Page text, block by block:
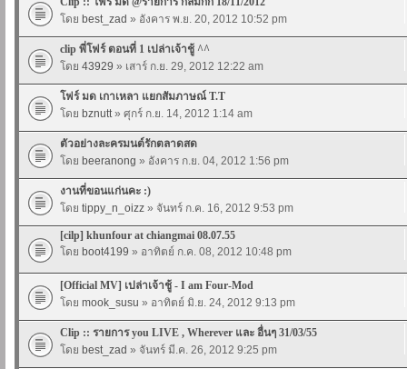
โดย best_zad » อังคาร พ.ย. 20, 2012 10:52 pm
clip พี่โฟร์ ตอนที่ 1 เปล่าเจ้าชู้ ^^
โดย 43929 » เสาร์ ก.ย. 29, 2012 12:22 am
โฟร์ มด เกาเหลา แยกสัมภาษณ์ T.T
โดย bznutt» ศุกร์ ก.ย. 14, 2012 1:14 am
ตัวอย่างละครมนต์รักตลาดสด
โดย beeranong » อังคาร ก.ย. 04, 2012 1:56 pm
งานที่ขอนแก่นคะ :)
โดย tippy_n_oizz » จันทร์ ก.ค. 16, 2012 9:53 pm
[cilp] khunfour at chiangmai 08.07.55
โดย boot4199 » อาทิตย์ ก.ค. 08, 2012 10:48 pm
[Official MV] เปล่าเจ้าชู้ - I am Four-Mod
โดย mook_susu » อาทิตย์ มิ.ย. 24, 2012 9:13 pm
Clip :: รายการ you LIVE , Wherever และ อื่นๆ 31/03/55
โดย best_zad » จันทร์ มี.ค. 26, 2012 9:25 pm